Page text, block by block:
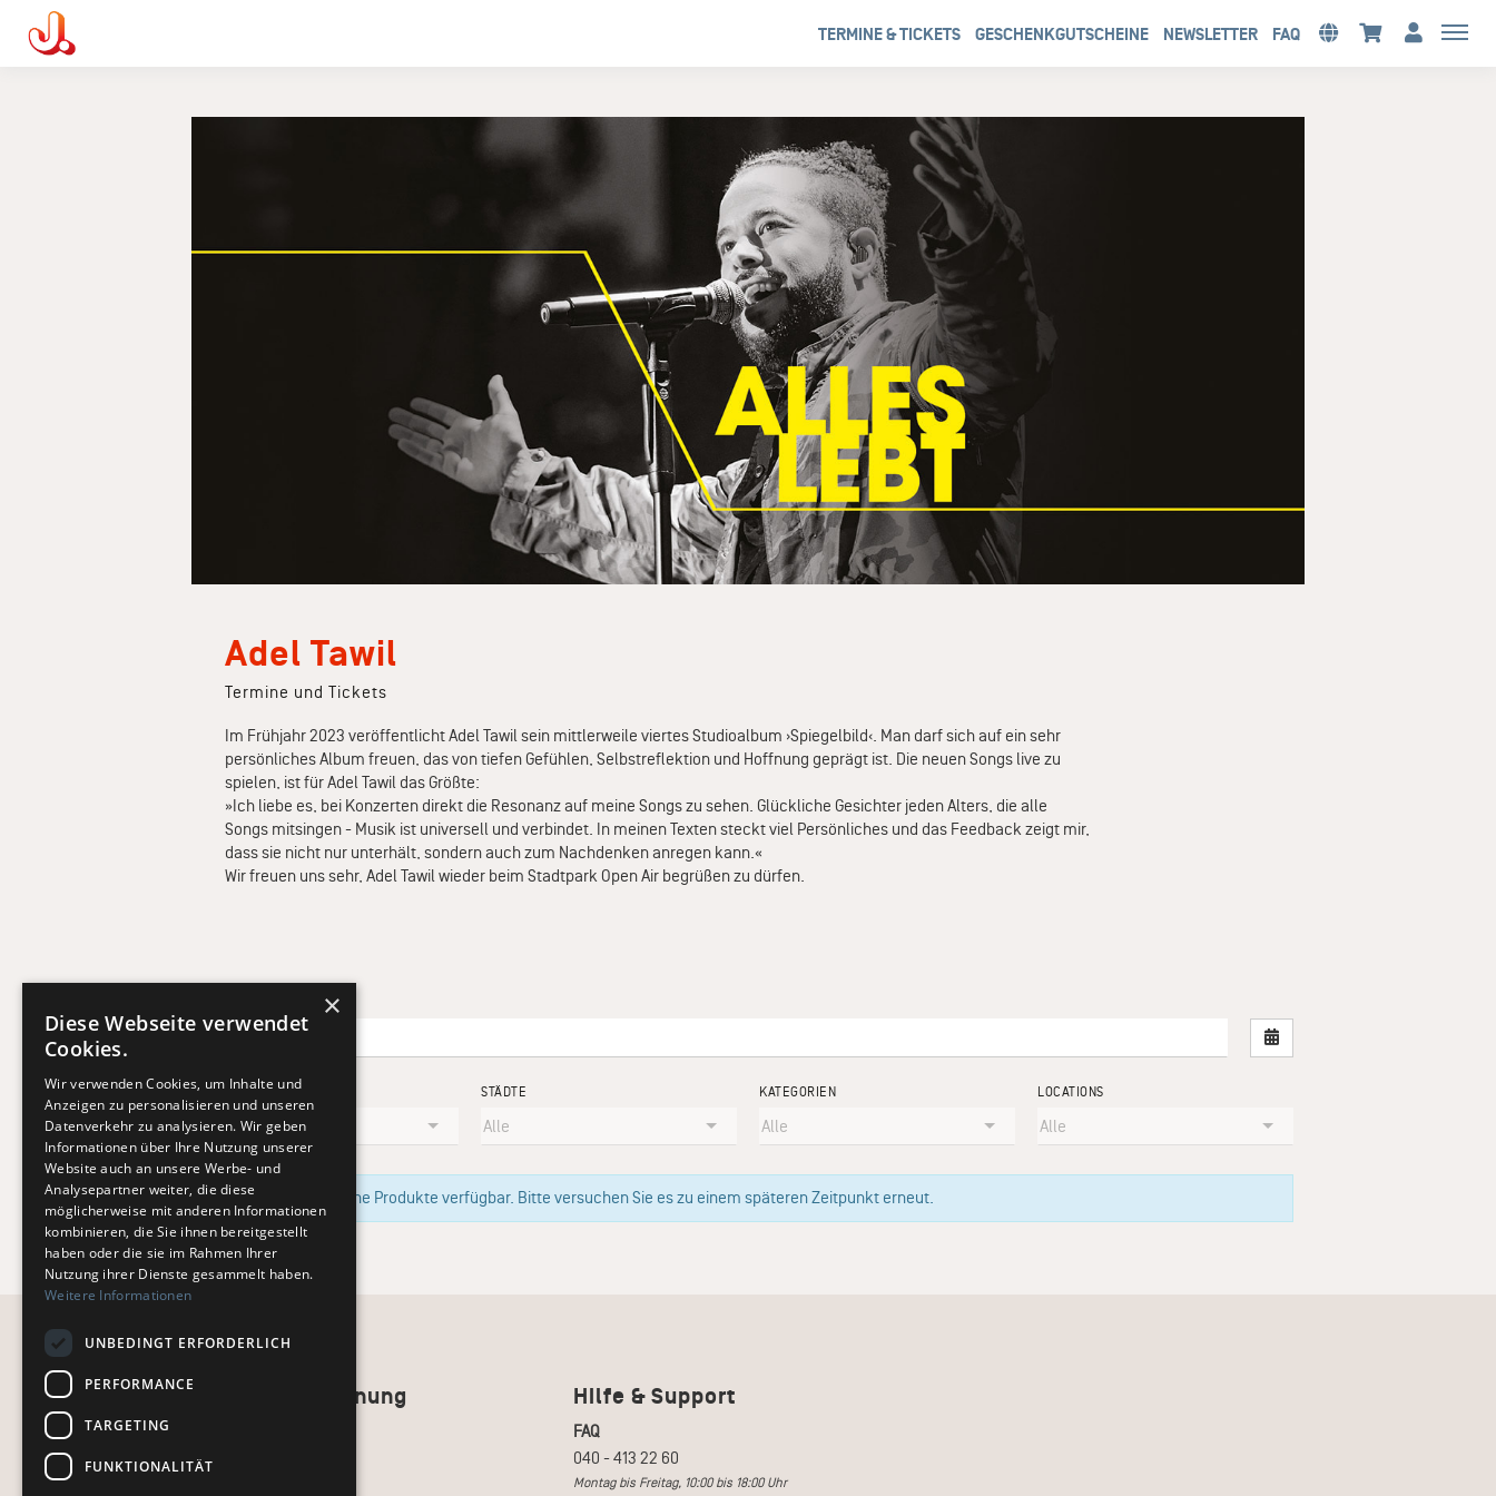
TERMINE & TICKETS GESCHENKGUTSCHEINE NEWSLETTER FAQ
Adel Tawil
Termine und Tickets
Im Frühjahr 2023 veröffentlicht Adel Tawil sein mittlerweile viertes Studioalbum ›Spiegelbild‹. Man darf sich auf ein sehr
persönliches Album freuen, das von tiefen Gefühlen, Selbstreflektion und Hoffnung geprägt ist. Die neuen Songs live zu
spielen, ist für Adel Tawil das Größte:
»Ich liebe es, bei Konzerten direkt die Resonanz auf meine Songs zu sehen. Glückliche Gesichter jeden Alters, die alle
Songs mitsingen - Musik ist universell und verbindet. In meinen Texten steckt viel Persönliches und das Feedback zeigt mir,
dass sie nicht nur unterhält, sondern auch zum Nachdenken anregen kann.«
Wir freuen uns sehr, Adel Tawil wieder beim Stadtpark Open Air begrüßen zu dürfen.
Nach Datum filtern
KÜNSTLER STÄDTE KATEGORIEN LOCATIONS
Im Moment sind keine Produkte verfügbar. Bitte versuchen Sie es zu einem späteren Zeitpunkt erneut.
Recht und Ordnung
Impressum
Hilfe & Support
FAQ
040 - 413 22 60
Montag bis Freitag, 10:00 bis 18:00 Uhr
×
Diese Webseite verwendet
Cookies.
Wir verwenden Cookies, um Inhalte und
Anzeigen zu personalisieren und unseren
Datenverkehr zu analysieren. Wir geben
Informationen über Ihre Nutzung unserer
Website auch an unsere Werbe- und
Analysepartner weiter, die diese
möglicherweise mit anderen Informationen
kombinieren, die Sie ihnen bereitgestellt
haben oder die sie im Rahmen Ihrer
Nutzung ihrer Dienste gesammelt haben.
Weitere Informationen
UNBEDINGT ERFORDERLICH
PERFORMANCE
TARGETING
FUNKTIONALITÄT